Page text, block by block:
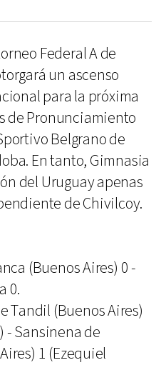
Federal A de
un ascenso
para la próxima
de Pronunciamiento
Belgrano de
En tanto, Gimnasia
del Uruguay apenas
de Chivilcoy.
(Buenos Aires) 0 -
0.
Tandil (Buenos Aires)
- Sansinena de
1 (Ezequiel